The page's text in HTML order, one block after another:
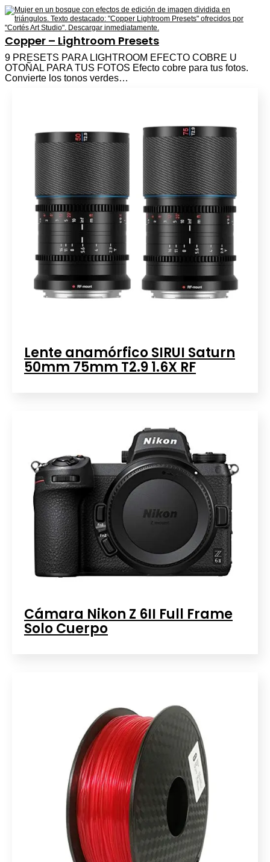
Copper – Lightroom Presets
9 PRESETS PARA LIGHTROOM EFECTO COBRE U
OTOÑAL PARA TUS FOTOS Efecto cobre para tus fotos.
Convierte los tonos verdes…
Lente anamórfico SIRUI Saturn
50mm 75mm T2.9 1.6X RF
Cámara Nikon Z 6II Full Frame
Solo Cuerpo